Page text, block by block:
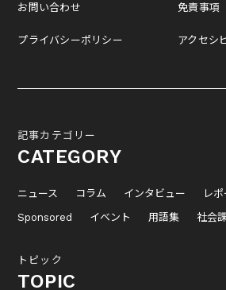
お問い合わせ
プライバシーポリシー
免責事項
アクセシ
記事カテゴリー
CATEGORY
ニュース コラム インタビュー レ
Sponsored
イベント 用語集 社会
トピック
TOPIC